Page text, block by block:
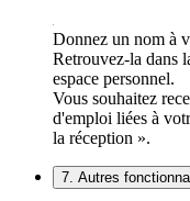
Donnez un nom à
Retrouvez-la dans
espace personnel.
Vous souhaitez
d'emploi liées à
la réception ».
7. Autres